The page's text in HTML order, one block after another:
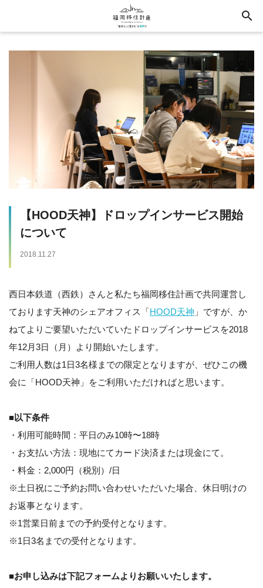
search
【HOOD天神】ドロップインサービス開始
について
2018.11.27
西日本鉄道（西鉄）さんと私たち福岡移住計画で共同運営し
ております天神のシェアオフィス「HOOD天神 」ですが、か
ねてよりご要望いただいていたドロップインサービスを2018
年12月3日（月）より開始いたします。
ご利用人数は1日3名様までの限定となりますが、ぜひこの機
会に「HOOD天神」をご利用いただければと思います。
■以下条件
・利用可能時間：平日のみ10時〜18時
・お支払い方法：現地にてカード決済または現金にて。
・料金：2,000円（税別）/日
※土日祝にご予約お問い合わせいただいた場合、休日明けの
お返事となります。
※1営業日前までの予約受付となります。
※1日3名までの受付となります。
■お申し込みは下記フォームよりお願いいたします。